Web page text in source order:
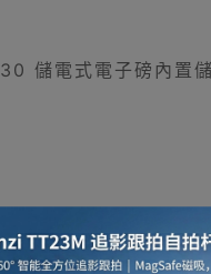
儲電式電子磅內置
功能